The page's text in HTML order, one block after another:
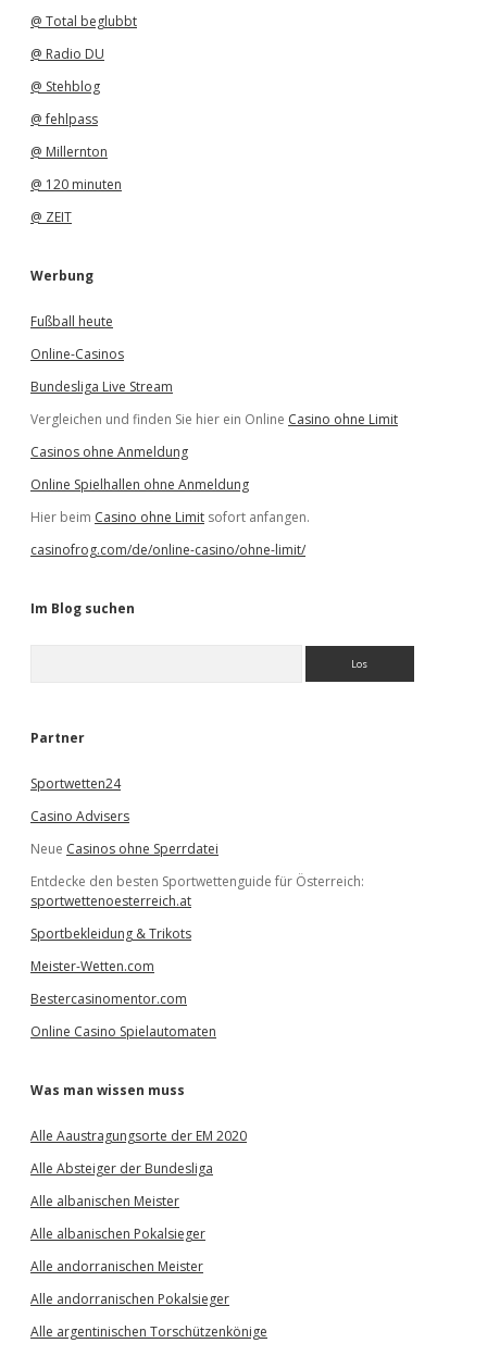
@ Total beglubbt
@ Radio DU
@ Stehblog
@ fehlpass
@ Millernton
@ 120 minuten
@ ZEIT
Werbung
Fußball heute
Online-Casinos
Bundesliga Live Stream
Vergleichen und finden Sie hier ein Online Casino ohne Limit
Casinos ohne Anmeldung
Online Spielhallen ohne Anmeldung
Hier beim Casino ohne Limit sofort anfangen.
casinofrog.com/de/online-casino/ohne-limit/
Im Blog suchen
e
Partner
Sportwetten24
Casino Advisers
Neue Casinos ohne Sperrdatei
Entdecke den besten Sportwettenguide für Österreich:
sportwettenoesterreich.at
Sportbekleidung & Trikots
Meister-Wetten.com
Bestercasinomentor.com
Online Casino Spielautomaten
Was man wissen muss
Alle Aaustragungsorte der EM 2020
Alle Absteiger der Bundesliga
Alle albanischen Meister
Alle albanischen Pokalsieger
Alle andorranischen Meister
Alle andorranischen Pokalsieger
Alle argentinischen Torschützenkönige